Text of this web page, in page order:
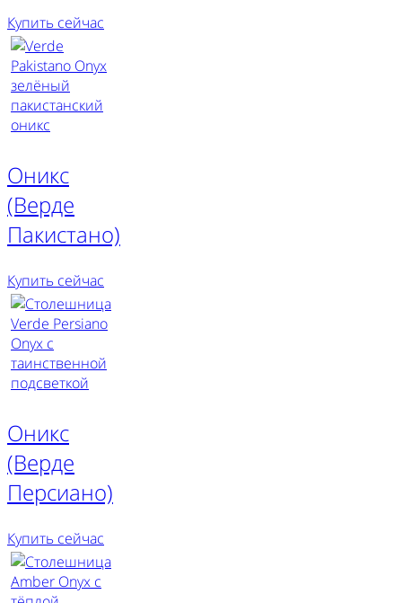
Купить сейчас
Оникс
(Верде
Пакистано)
Купить сейчас
Оникс
(Верде
Персиано)
Купить сейчас